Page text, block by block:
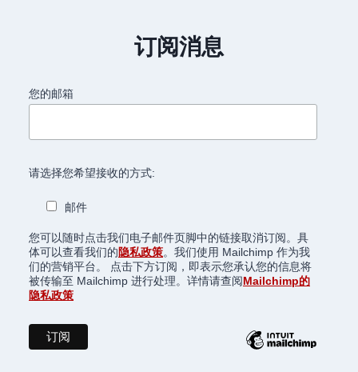
月
的
严
盛
典
订阅消息
您的邮箱
请选择您希望接收的方式:
邮件
您可以随时点击我们电子邮件页脚中的链接取消订阅。具
体可以查看我们的隐私政策。我们使用 Mailchimp 作为我
们的营销平台。 点击下方订阅，即表示您承认您的信息将
被传输至 Mailchimp 进行处理。详情请查阅Mailchimp的
隐私政策